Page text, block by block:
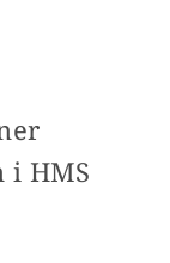
i HMS